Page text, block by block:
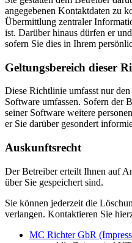
angegebenen Kontaktdaten zu
Übermittlung zentraler
ist. Darüber hinaus dürfen er
sofern Sie dies in Ihrem
Geltungsbereich dieser
Diese Richtlinie umfasst nur
Software umfassen. Sofern der
seiner Software weitere
er Sie darüber gesondert
Auskunftsrecht
Der Betreiber erteilt Ihnen auf
über Sie gespeichert sind.
Sie können jederzeit die
verlangen. Kontaktieren Sie
MC Richter GbR